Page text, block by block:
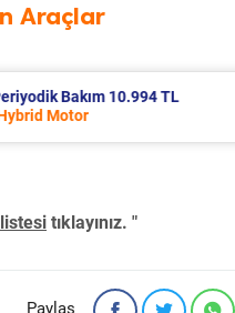
Araçlar
Bakım 10.267 TL
D4 Motor
tıklayınız. "
Paylaş